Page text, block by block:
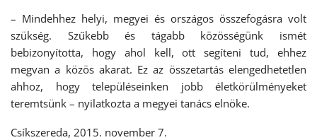
– Mindehhez helyi, megyei és országos összefogásra volt
szükség. Szűkebb és tágabb közösségünk ismét
bebizonyította, hogy ahol kell, ott segíteni tud, ehhez
megvan a közös akarat. Ez az összetartás elengedhetetlen
ahhoz, hogy településeinken jobb életkörülményeket
teremtsünk – nyilatkozta a megyei tanács elnöke.
Csíkszereda, 2015. november 7.